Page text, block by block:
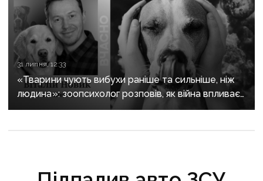
31 липня, 12:33
«Тварини чують вибухи раніше та сильніше, ніж
людина»: зоопсихолог розповів, як війна впливає
на домашніх улюбленців